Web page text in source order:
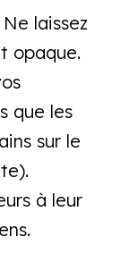
laissez
opaque.
que les
sur le
à leur